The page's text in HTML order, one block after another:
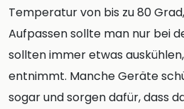
Temperatur von bis zu 80
Aufpassen sollte man nur bei
sollten immer etwas
entnimmt. Manche Geräte
sogar und sorgen dafür, dass